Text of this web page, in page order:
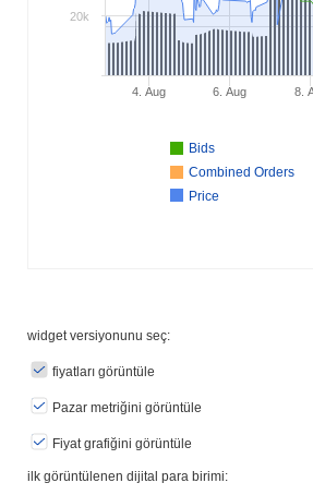
Bids
Combined Orders
Price
4. Aug 6. Aug 8.
20k
widget versiyonunu seç:
fiyatları görüntüle
Pazar metriğini görüntüle
Fiyat grafiğini görüntüle
ilk görüntülenen dijital para birimi: